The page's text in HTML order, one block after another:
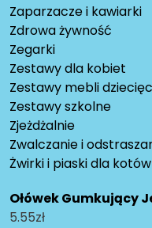
Zaparzacze i kawiarki
Zdrowa żywność
Zegarki
Zestawy dla kobiet
Zestawy mebli
Zestawy szkolne
Zjeżdżalnie
Zwalczanie i
Żwirki i piaski dla kotów
Ołówek Gumkujący
5.55zł